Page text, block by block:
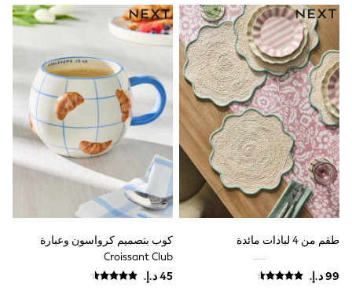
Polo Shirts
Tops & T-Shirts
Trousers & Chinos
Jeans
Sandals
Shorts
Swimwear
Hats & Caps
Vests
Sunglasses
Beach Towels
Bags
Travel Bags
Luggage
Angel & Rocket
B by Ted Baker
Baker by Ted Baker
Boden
Lipsy
طقم من 4 لبادات مائدة
كوب بتصميم كرواسون وعبارة
Croissant Club